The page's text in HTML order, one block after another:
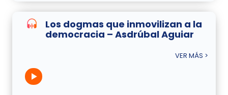
Los dogmas que inmovilizan a la
democracia – Asdrúbal Aguiar
VER MÁS >